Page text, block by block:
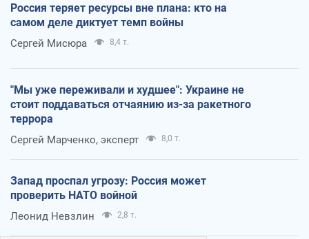
Россия теряет ресурсы вне плана: кто на
самом деле диктует темп войны
Сергей Мисюра 8,4 т.
"Мы уже переживали и худшее": Украине не
стоит поддаваться отчаянию из-за ракетного
террора
Сергей Марченко, эксперт 8,0 т.
Запад проспал угрозу: Россия может
проверить НАТО войной
Леонид Невзлин 2,8 т.